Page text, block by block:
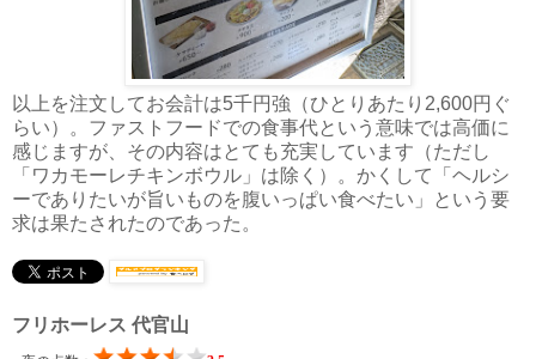
以上を注文してお会計は5千円強（ひとりあたり2,600円ぐ
らい）。ファストフードでの食事代という意味では高価に
感じますが、その内容はとても充実しています（ただし
「ワカモーレチキンボウル」は除く）。かくして「ヘルシ
ーでありたいが旨いものを腹いっぱい食べたい」という要
求は果たされたのであった。
フリホーレス 代官山